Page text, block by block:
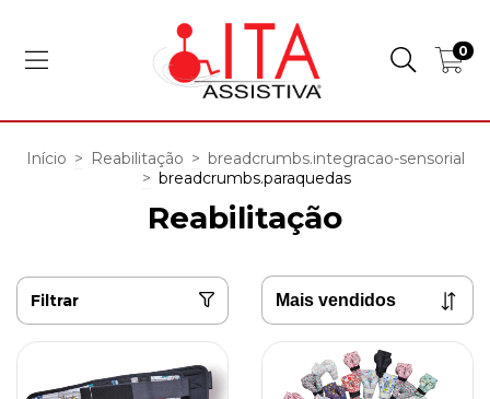
0
Início > Reabilitação > breadcrumbs.integracao-sensorial
> breadcrumbs.paraquedas
Reabilitação
Filtrar